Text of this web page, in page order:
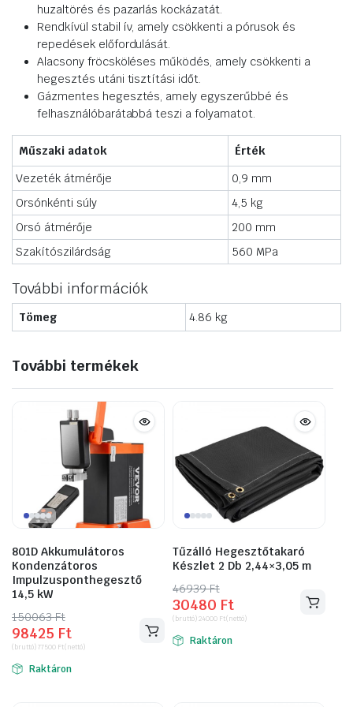
huzaltörés és pazarlás kockázatát.
Rendkívül stabil ív, amely csökkenti a pórusok és
repedések előfordulását.
Alacsony fröcsköléses működés, amely csökkenti a
hegesztés utáni tisztítási időt.
Gázmentes hegesztés, amely egyszerűbbé és
felhasználóbarátabbá teszi a folyamatot.
Műszaki adatok
Érték
Vezeték átmérője
0,9 mm
Orsónkénti súly
4,5 kg
Orsó átmérője
200 mm
Szakítószilárdság
560 MPa
További információk
Tömeg 4.86 kg
További termékek
801D Akkumulátoros
Kondenzátoros
Impulzusponthegesztő
14,5 kW
150063Ft
Original
price
was:
150063 Ft.
98425 Ft
Current
price
is:
98425 Ft.
(bruttó)77500 Ft(nettó)
Raktáron
Tűzálló Hegesztőtakaró
Készlet 2 Db 2,44×3,05 m
46939Ft
Original
price
was:
46939 Ft.
30480 Ft
Current
price
is:
30480 Ft.
(bruttó)24000 Ft(nettó)
Raktáron